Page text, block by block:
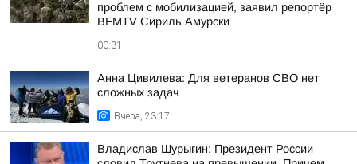
проблем с мобилизацией, заявил репортёр
BFMTV Сириль Амурски
00:31
Анна Цивилева: Для ветеранов СВО нет
сложных задач
Вчера, 23:17
Владислав Шурыгин: Президент России